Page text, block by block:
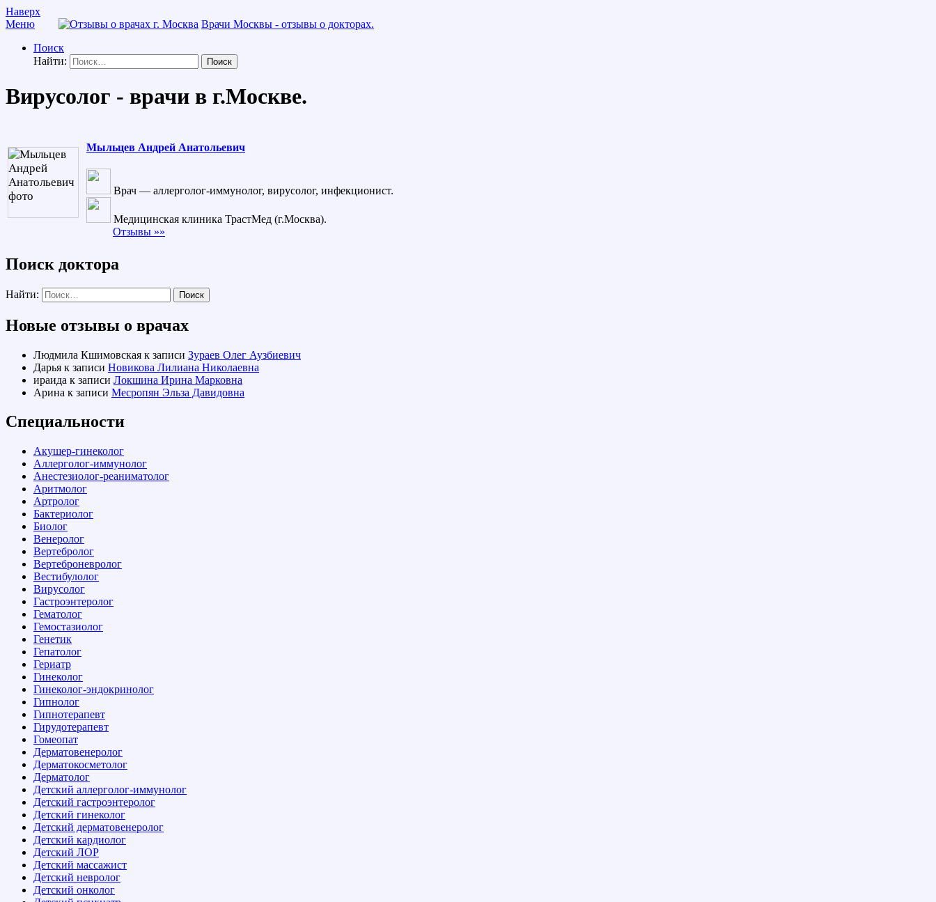
Наверх
Меню
Врачи Москвы - отзывы о докторах.
Поиск
Найти:
Вирусолог - врачи в г.Москве.
Мыльцев Андрей Анатольевич
Врач — аллерголог-иммунолог, вирусолог, инфекционист.
Медицинская клиника ТрастМед (г.Москва).
Отзывы »»
Поиск доктора
Найти:
Новые отзывы о врачах
Людмила Кшимовская к записи Зураев Олег Аузбиевич
Дарья к записи Новикова Лилиана Николаевна
ираида к записи Локшина Ирина Марковна
Арина к записи Месропян Эльза Давидовна
Специальности
Акушер-гинеколог
Аллерголог-иммунолог
Анестезиолог-реаниматолог
Аритмолог
Артролог
Бактериолог
Биолог
Венеролог
Вертебролог
Вертеброневролог
Вестибулолог
Вирусолог
Гастроэнтеролог
Гематолог
Гемостазиолог
Генетик
Гепатолог
Гериатр
Гинеколог
Гинеколог-эндокринолог
Гипнолог
Гипнотерапевт
Гирудотерапевт
Гомеопат
Дерматовенеролог
Дерматокосметолог
Дерматолог
Детский аллерголог-иммунолог
Детский гастроэнтеролог
Детский гинеколог
Детский дерматовенеролог
Детский кардиолог
Детский ЛОР
Детский массажист
Детский невролог
Детский онколог